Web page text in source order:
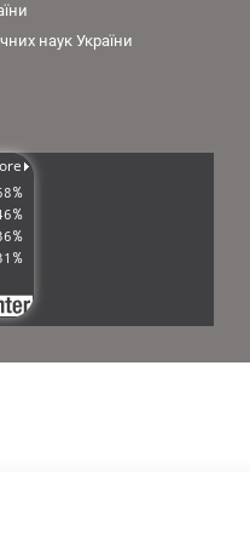
наук України